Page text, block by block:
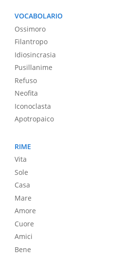
VOCABOLARIO
Ossimoro
Filantropo
Idiosincrasia
Pusillanime
Refuso
Neofita
Iconoclasta
Apotropaico
RIME
Vita
Sole
Casa
Mare
Amore
Cuore
Amici
Bene